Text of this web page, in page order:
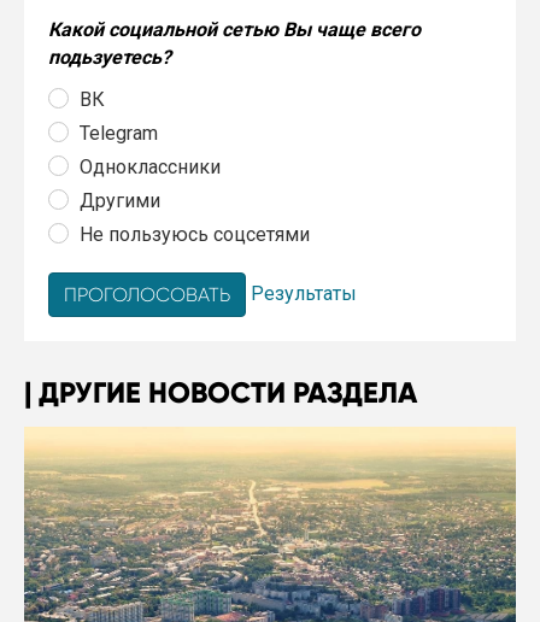
Какой социальной сетью Вы чаще всего
подьзуетесь?
ВК
Telegram
Одноклассники
Другими
Не пользуюсь соцсетями
Результаты
ДРУГИЕ НОВОСТИ РАЗДЕЛА